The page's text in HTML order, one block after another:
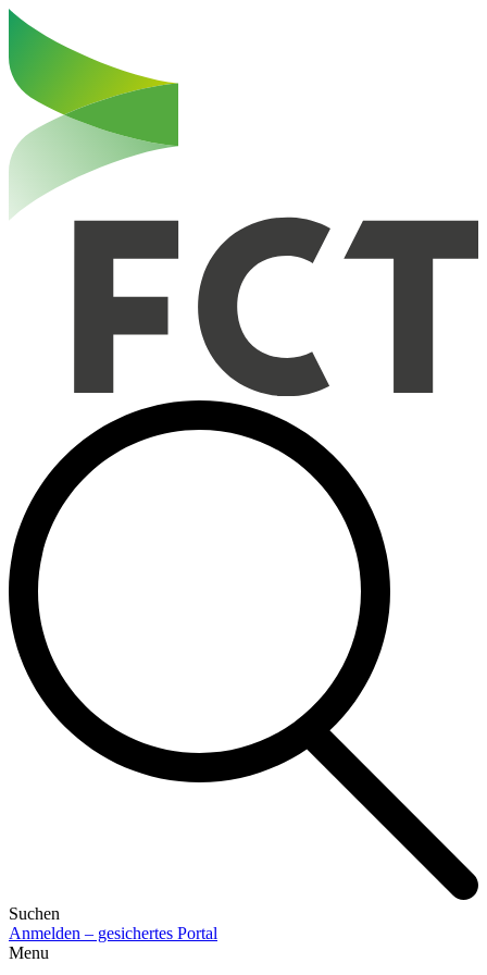
Haut de la page
Suchen
Anmelden – gesichertes Portal
Menu